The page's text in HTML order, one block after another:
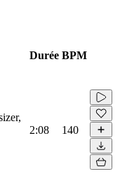
Durée BPM
2:08 140